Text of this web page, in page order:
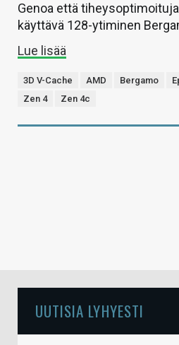
Genoa että
käyttävä 128-ytiminen
Lue lisää
3D V-Cache AMD Bergamo
Zen 4
Zen 4c
UUTISIA LYHYESTI